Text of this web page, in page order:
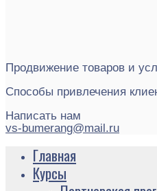
Продвижение товаров и
Способы привлечения
Написать нам
vs-bumerang@mail.ru
Главная
Курсы